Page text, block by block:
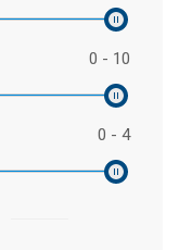
0 - 10
0 - 4